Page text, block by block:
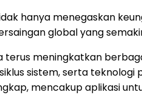
hanya menegaskan
global yang
meningkatkan
sistem, serta teknologi
mencakup aplikasi